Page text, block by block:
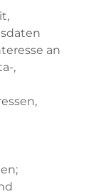
an
,